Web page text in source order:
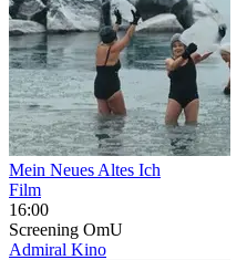
Mein Neues Altes Ich
Film
16:00
Screening OmU
Admiral Kino